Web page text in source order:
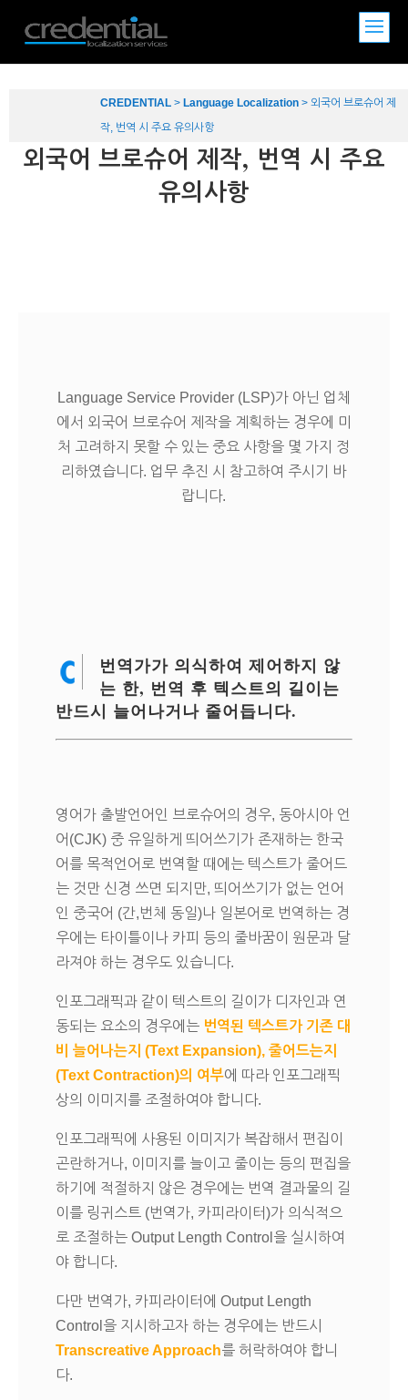
CREDENTIAL > Language Localization > 외국어 브로슈어 제
작, 번역 시 주요 유의사항
외국어 브로슈어 제작, 번역 시 주요
유의사항
Language Service Provider (LSP)가 아닌 업체
에서 외국어 브로슈어 제작을 계획하는 경우에 미
처 고려하지 못할 수 있는 중요 사항을 몇 가지 정
리하였습니다. 업무 추진 시 참고하여 주시기 바
랍니다.
번역가가 의식하여 제어하지 않
는 한, 번역 후 텍스트의 길이는
반드시 늘어나거나 줄어듭니다.
영어가 출발언어인 브로슈어의 경우, 동아시아 언
어(CJK) 중 유일하게 띄어쓰기가 존재하는 한국
어를 목적언어로 번역할 때에는 텍스트가 줄어드
는 것만 신경 쓰면 되지만, 띄어쓰기가 없는 언어
인 중국어 (간,번체 동일)나 일본어로 번역하는 경
우에는 타이틀이나 카피 등의 줄바꿈이 원문과 달
라져야 하는 경우도 있습니다.
인포그래픽과 같이 텍스트의 길이가 디자인과 연
동되는 요소의 경우에는 번역된 텍스트가 기존 대
비 늘어나는지 (Text Expansion), 줄어드는지
(Text Contraction)의 여부에 따라 인포그래픽
상의 이미지를 조절하여야 합니다.
인포그래픽에 사용된 이미지가 복잡해서 편집이
곤란하거나, 이미지를 늘이고 줄이는 등의 편집을
하기에 적절하지 않은 경우에는 번역 결과물의 길
이를 링귀스트 (번역가, 카피라이터)가 의식적으
로 조절하는 Output Length Control을 실시하여
야 합니다.
다만 번역가, 카피라이터에 Output Length
Control을 지시하고자 하는 경우에는 반드시
Transcreative Approach를 허락하여야 합니
다.